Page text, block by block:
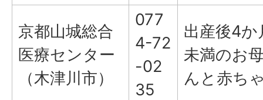
京都山城総合
医療センター
（木津川市）
077
4-72
-02
35
出産後4か
未満のお
んと赤ち